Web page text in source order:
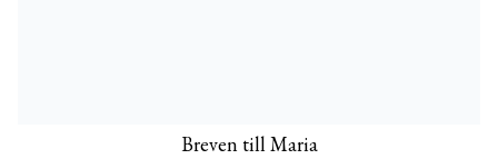
Breven till Maria